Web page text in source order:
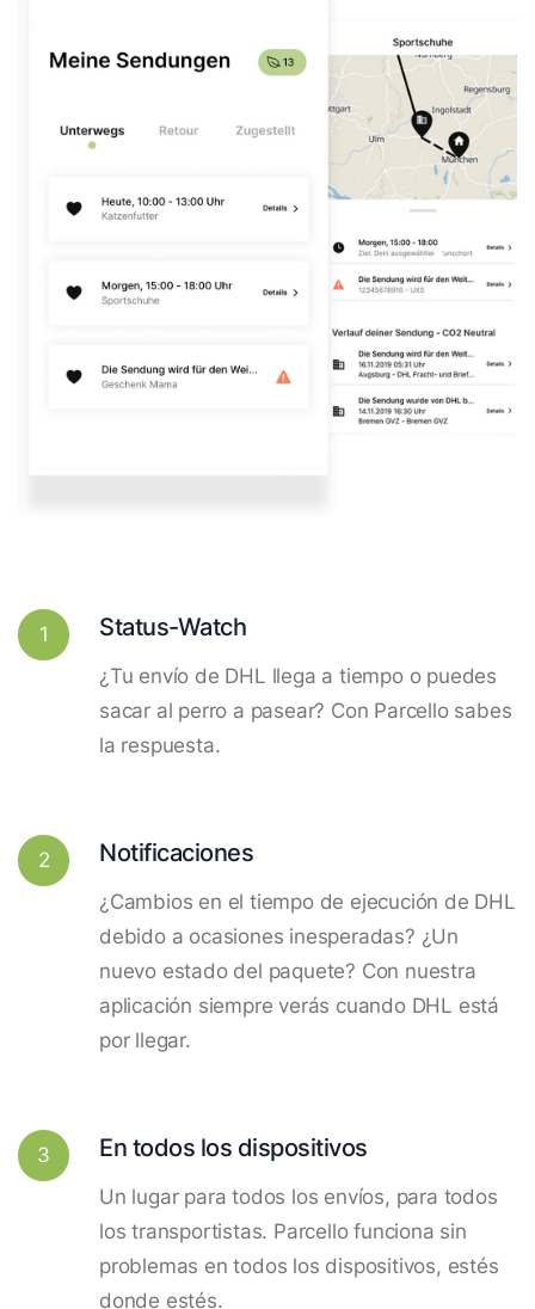
1 Status-Watch
¿Tu envío de DHL llega a tiempo o puedes
sacar al perro a pasear? Con Parcello sabes
la respuesta.
2 Notificaciones
¿Cambios en el tiempo de ejecución de DHL
debido a ocasiones inesperadas? ¿Un
nuevo estado del paquete? Con nuestra
aplicación siempre verás cuando DHL está
por llegar.
3 En todos los dispositivos
Un lugar para todos los envíos, para todos
los transportistas. Parcello funciona sin
problemas en todos los dispositivos, estés
donde estés.